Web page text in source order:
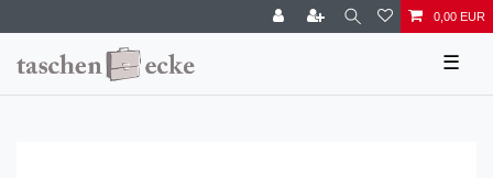
0,00 EUR
☰